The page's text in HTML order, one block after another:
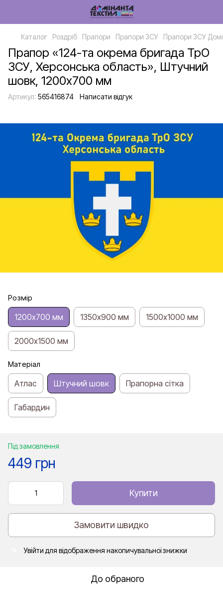
Каталог Роздріб Прапори Прапори ЗСУ Прапори ЗСУ
Прапор «124-та окрема бригада ТрО
ЗСУ, Херсонська область», Штучний
шовк, 1200х700 мм
Артикул: 565416874 Написати відгук
Розмір
1200х700 мм 1350х900 мм 1500х1000 мм
2000х1500 мм
Матеріал
Атлас Штучний шовк Прапорна сітка
Габардин
Під замовлення
449 грн
Купити
Замовити швидко
Увійти для відображення накопичувальної знижки
До обраного